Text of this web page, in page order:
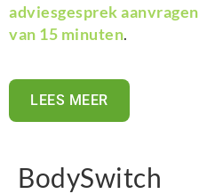
adviesgesprek aanvragen
van 15 minuten.
LEES MEER
BodySwitch